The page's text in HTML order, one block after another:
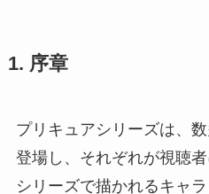
1. 序章
プリキュアシリーズは、
登場し、それぞれが視聴
シリーズで描かれるキャ